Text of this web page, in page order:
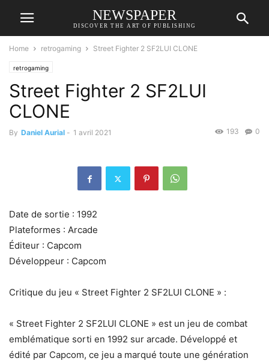
NEWSPAPER
DISCOVER THE ART OF PUBLISHING
Home retrogaming Street Fighter 2 SF2LUI CLONE
retrogaming
Street Fighter 2 SF2LUI
CLONE
By Daniel Aurial - 1 avril 2021 0
193
Date de sortie : 1992
Plateformes : Arcade
Éditeur : Capcom
Développeur : Capcom
Critique du jeu « Street Fighter 2 SF2LUI CLONE » :
« Street Fighter 2 SF2LUI CLONE » est un jeu de combat
emblématique sorti en 1992 sur arcade. Développé et
édité par Capcom, ce jeu a marqué toute une génération